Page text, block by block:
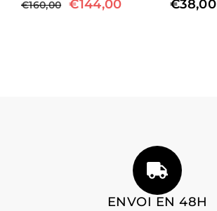
€160,00 €144,00 €38,00
ENVOI EN 48H